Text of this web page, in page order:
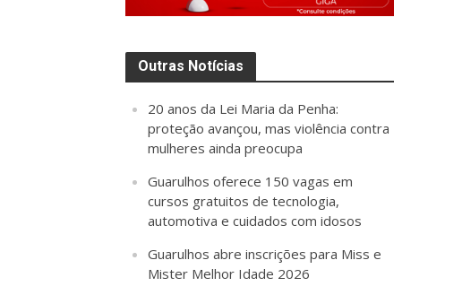
Outras Notícias
20 anos da Lei Maria da Penha:
proteção avançou, mas violência contra
mulheres ainda preocupa
Guarulhos oferece 150 vagas em
cursos gratuitos de tecnologia,
automotiva e cuidados com idosos
Guarulhos abre inscrições para Miss e
Mister Melhor Idade 2026